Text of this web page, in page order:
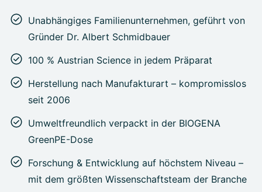
Unabhängiges Familienunternehmen, geführt von
Gründer Dr. Albert Schmidbauer
100 % Austrian Science in jedem Präparat
Herstellung nach Manufakturart – kompromisslos
seit 2006
Umweltfreundlich verpackt in der BIOGENA
GreenPE-Dose
Forschung & Entwicklung auf höchstem Niveau –
mit dem größten Wissenschaftsteam der Branche